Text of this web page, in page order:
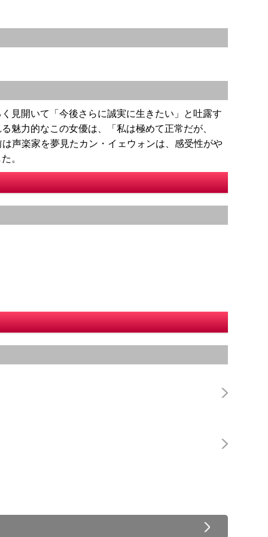
見開いて「今後さらに誠実に生きたい」と吐露す
魅力的なこの女優は、「私は極めて正常だが、
声楽家を夢見たカン・イェウォンは、感受性がや
。